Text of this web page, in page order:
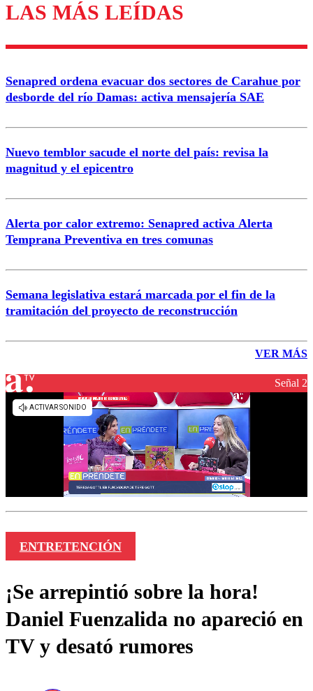
Enviar comentario
LAS MÁS LEÍDAS
Senapred ordena evacuar dos sectores de Carahue por
desborde del río Damas: activa mensajería SAE
Nuevo temblor sacude el norte del país: revisa la
magnitud y el epicentro
Alerta por calor extremo: Senapred activa Alerta
Temprana Preventiva en tres comunas
Semana legislativa estará marcada por el fin de la
tramitación del proyecto de reconstrucción
VER MÁS
Señal 2
ENTRETENCIÓN
¡Se arrepintió sobre la hora!
Daniel Fuenzalida no apareció en
TV y desató rumores